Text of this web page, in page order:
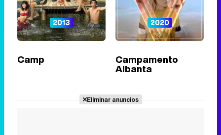
2013
Camp
2020
Campamento
Albanta
Eliminar anuncios